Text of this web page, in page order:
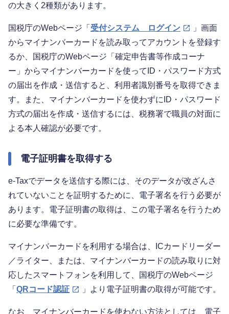
の大きく2種類があります。
国税庁のWebページ「 受付システム ログイン
」画面
からマイナンバーカードを読み取ってアカウントを登録す
るか、国税庁のWebページ「確定申告書等作成コーナ
ー」からマイナンバーカードを使ってID・パスワード方式
の届出を作成・送信すると、利用者識別番号を取得できま
す。また、マイナンバーカードを使わずにID・パスワード
方式の届出を作成・送信するには、税務署で職員の対面に
よる本人確認が必要です。
電子証明書を取得する
e-Taxでデータを送信する際には、そのデータが改ざんさ
れていないことを証明するために、電子署名を行う必要が
あります。電子証明書の取得は、この電子署名を行うため
に必要な準備です。
マイナンバーカードを利用する場合は、ICカードリーダー
／ライター、または、マイナンバーカードの読み取りに対
応したスマートフォンを利用して、国税庁のWebページ
「 QRコード認証 」より電子証明書の取得が可能です。
なお、マイナンバーカードを使わない方法としては、電子